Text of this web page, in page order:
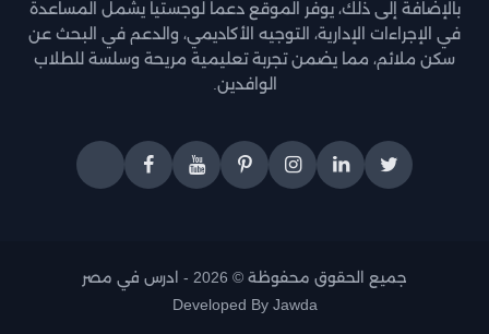
بالإضافة إلى ذلك، يوفر الموقع دعماً لوجستياً يشمل المساعدة
في الإجراءات الإدارية، التوجيه الأكاديمي، والدعم في البحث عن
سكن ملائم، مما يضمن تجربة تعليمية مريحة وسلسة للطلاب
الوافدين.
جميع الحقوق محفوظة © 2026 -
ادرس في مصر
Developed By Jawda